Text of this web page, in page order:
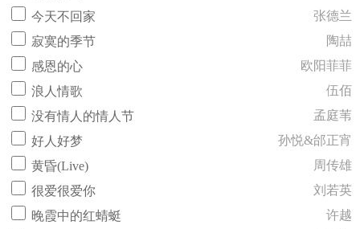
今天不回家
张德兰
寂寞的季节
陶喆
感恩的心
欧阳菲菲
浪人情歌
伍佰
没有情人的情人节
孟庭苇
好人好梦
孙悦&邰正宵
黄昏(Live)
周传雄
很爱很爱你
刘若英
晚霞中的红蜻蜓
许越